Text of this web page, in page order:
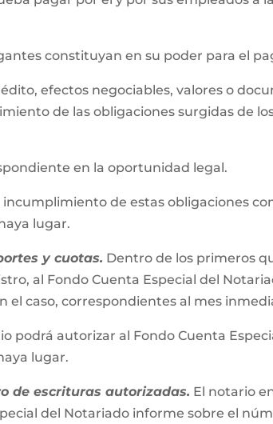
constituyan en su poder para el
efectos negociables, valores o
de las obligaciones surgidas de
en la oportunidad legal.
de estas obligaciones
lugar.
y cuotas. Dentro de los primeros
al Fondo Cuenta Especial del
el caso, correspondientes al mes
podrá autorizar al Fondo Cuenta
lugar.
de escrituras autorizadas. El notario
del Notariado informe sobre el